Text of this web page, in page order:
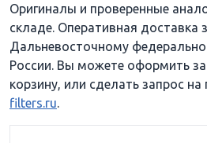
Оригиналы и проверенные
складе. Оперативная доставка
Дальневосточному
России. Вы можете оформить
корзину, или сделать запрос на
filters.ru.